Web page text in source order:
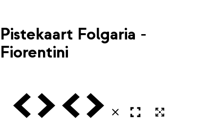
Pistekaart Folgaria -
Fiorentini
Vorige VolgendeVorige Volgende
SluitenOpen in volledig scherm